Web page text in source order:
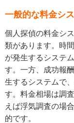
一般的な料金シ
個人探偵の料金シ
類があります。時
が発生するシステ
す。一方、成功報
生するシステムで
す。料金相場は調
えば浮気調査の場
的です。